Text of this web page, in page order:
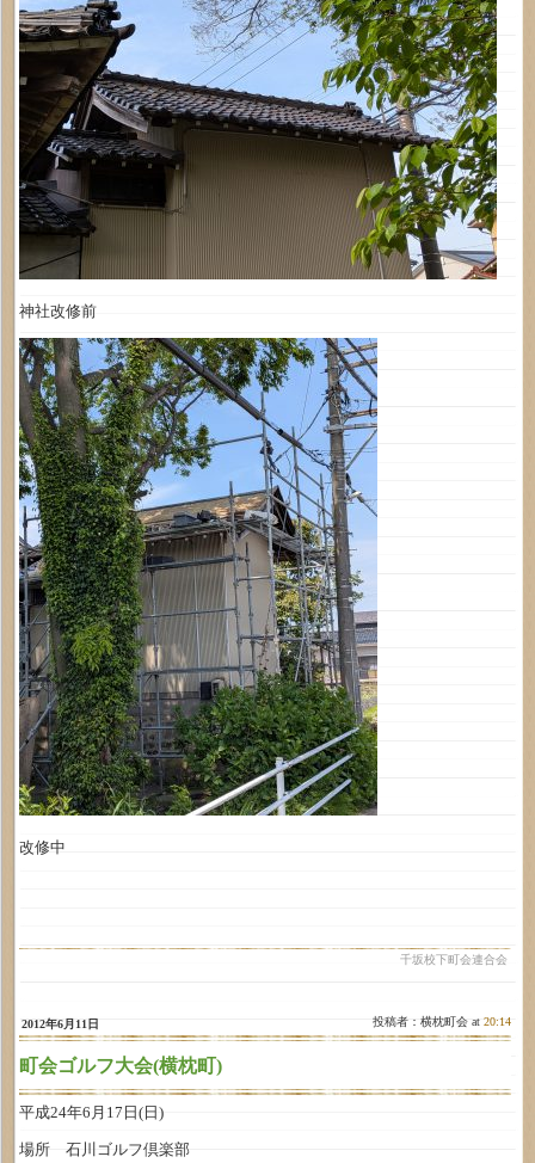
神社改修前
改修中
千坂校下町会連合会
2012年6月11日 投稿者：横枕町会 at20:14
町会ゴルフ大会(横枕町)
平成24年6月17日(日)
場所 石川ゴルフ倶楽部